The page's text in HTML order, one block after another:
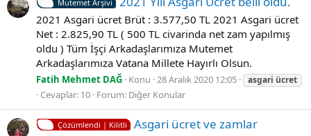
Mutemet Arşivi
2021 Asgari ücret Brüt : 3.577,50 TL 2021 Asgari ücret
Net : 2.825,90 TL ( 500 TL civarinda net zam yapılmış
oldu ) Tüm İşçi Arkadaşlarımıza Mutemet
Arkadaşlarımıza Vatana Millete Hayırlı Olsun.
Fatih Mehmet DAĞ Konu 28 Aralık 2020 12:05 asgari ücret
Cevaplar: 10 Forum: Diğer Konular
Çözümlendi | Kilitli Asgari ücret ve zamlar